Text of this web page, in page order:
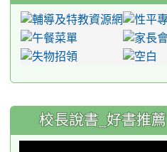
:::
校長說書_好書推薦